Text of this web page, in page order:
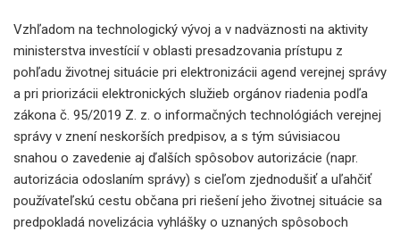
Vzhľadom na technologický vývoj a v nadväznosti na aktivity
ministerstva investícií v oblasti presadzovania prístupu z
pohľadu životnej situácie pri elektronizácii agend verejnej správy
a pri priorizácii elektronických služieb orgánov riadenia podľa
zákona č. 95/2019 Z. z. o informačných technológiách verejnej
správy v znení neskorších predpisov, a s tým súvisiacou
snahou o zavedenie aj ďalších spôsobov autorizácie (napr.
autorizácia odoslaním správy) s cieľom zjednodušiť a uľahčiť
používateľskú cestu občana pri riešení jeho životnej situácie sa
predpokladá novelizácia vyhlášky o uznaných spôsoboch